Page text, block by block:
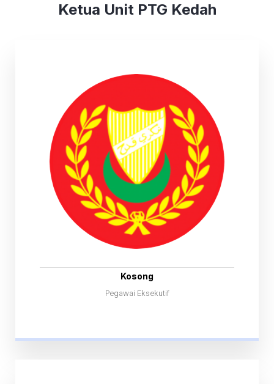
Ketua Unit PTG Kedah
Kosong
Pegawai Eksekutif